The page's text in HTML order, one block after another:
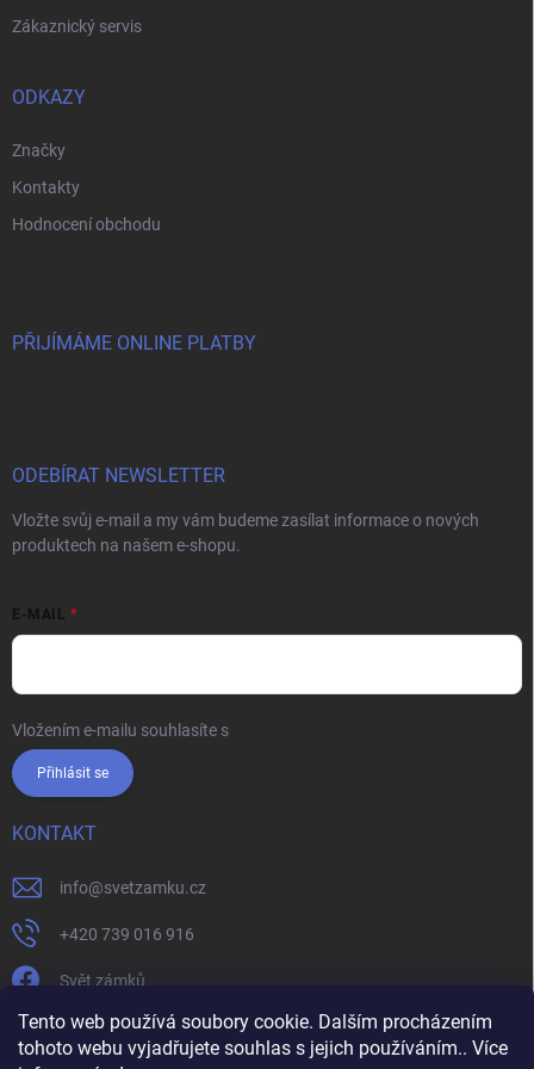
Tento web používá soubory cookie. Dalším procházením
tohoto webu vyjadřujete souhlas s jejich používáním.. Více
Zákaznický servis
ODKAZY
Značky
Kontakty
Hodnocení obchodu
PŘIJÍMÁME ONLINE PLATBY
ODEBÍRAT NEWSLETTER
Vložte svůj e-mail a my vám budeme zasílat informace o nových
produktech na našem e-shopu.
E-MAIL
Vložením e-mailu souhlasíte s
Přihlásit se
KONTAKT
info@svetzamku.cz
+420 739 016 916
Svět zámků